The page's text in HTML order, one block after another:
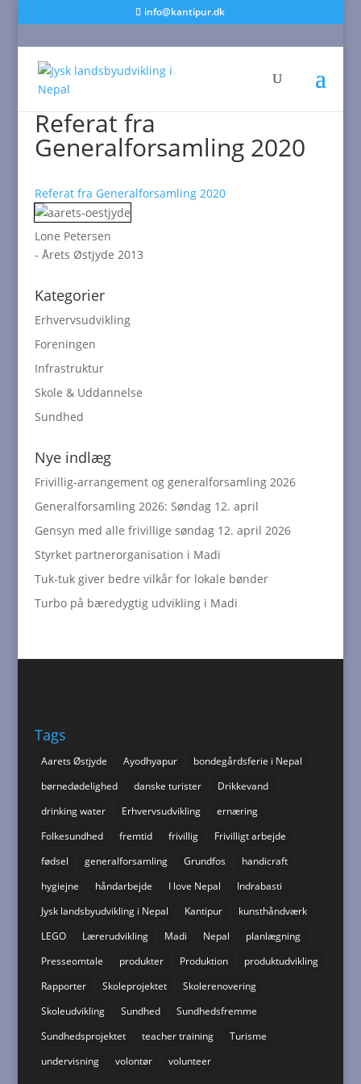
info@kantipur.dk
Referat fra
Generalforsamling 2020
Referat fra Generalforsamling 2020
Lone Petersen
- Årets Østjyde 2013
Kategorier
Erhvervsudvikling
Foreningen
Infrastruktur
Skole & Uddannelse
Sundhed
Nye indlæg
Frivillig-arrangement og generalforsamling 2026
Generalforsamling 2026: Søndag 12. april
Gensyn med alle frivillige søndag 12. april 2026
Styrket partnerorganisation i Madi
Tuk-tuk giver bedre vilkår for lokale bønder
Turbo på bæredygtig udvikling i Madi
Tags
Aarets Østjyde Ayodhyapur
bondegårdsferie i Nepal
børnedødelighed
danske turister
Drikkevand
drinking water
Erhvervsudvikling
ernæring
Folkesundhed
fremtid frivillig
Frivilligt arbejde
fødsel
generalforsamling Grundfos
handicraft
hygiejne
håndarbejde I love Nepal
Indrabasti
Jysk landsbyudvikling i Nepal
Kantipur
kunsthåndværk
LEGO
Lærerudvikling Madi Nepal
planlægning
Presseomtale
produkter Produktion
produktudvikling
Rapporter
Skoleprojektet
Skolerenovering
Skoleudvikling
Sundhed
Sundhedsfremme
Sundhedsprojektet
teacher training
Turisme
undervisning
volontør volunteer